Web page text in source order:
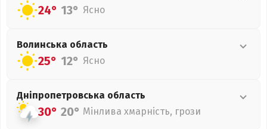
24° 13° Ясно
Волинська область
25° 12° Ясно
Дніпропетровська область
30° 20° Мінлива хмарність, грози